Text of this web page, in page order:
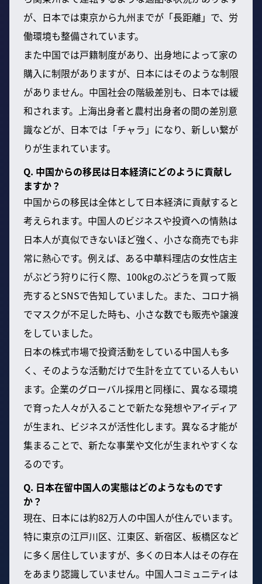
が、日本では東京から九州までが「長距離」で、労
働環境も整備されています。
また中国では戸籍制度があり、出身地によって家の
購入に制限がありますが、日本にはそのような制限
がありません。中国社会の階級差別も、日本では緩
和されます。上海出身者と農村出身者の間の差別意
識などが、日本では「チャラ」になり、新しい繋が
りが生まれています。
Q. 中国からの移民は日本経済にどのように貢献し
ますか？
中国からの移民は全体として日本経済に貢献すると
考えられます。中国人のビジネスや投資への情熱は
日本人が真似できないほど強く、小さな商売でも非
常に熱心です。例えば、ある中華料理店の女性店主
がぶどう狩りに行く際、100kgのぶどうを買って販
売するとSNSで告知していました。また、コロナ禍
でマスクが不足した時も、小さな数でも販売や譲渡
をしていました。
日本の株式市場で投資活動をしている中国人も多
く、そのような活動だけで生計を立てている人もい
ます。企業のグローバル採用と同様に、異なる環境
で育った人々が入ることで新たな発想やアイディア
が生まれ、ビジネスが活性化します。異なる才能が
集まることで、新たな事業や文化が生まれやすくな
るのです。
Q. 日本在留中国人の実態はどのようなものです
か？
現在、日本には約82万人の中国人が住んでいます。
特に東京の江戸川区、江東区、新宿区、板橋区など
に多く居住していますが、多くの日本人はその存在
をあまり認識していません。中国人コミュニティは